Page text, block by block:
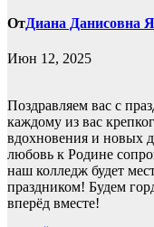
ОтДиана Данисовна
Июн 12, 2025
Поздравляем вас с
каждому из вас
вдохновения и новых
любовь к Родине
наш колледж будет
праздником! Будем
вперёд вместе!